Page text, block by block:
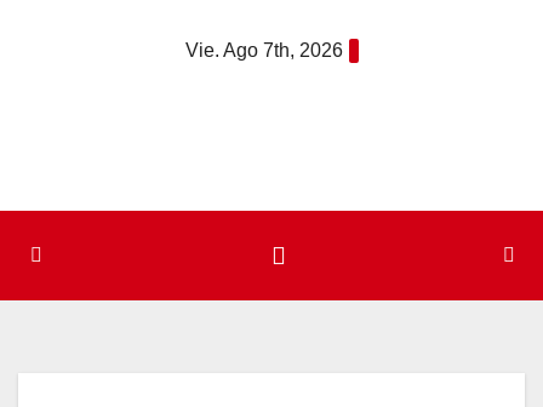
Vie. Ago 7th, 2026